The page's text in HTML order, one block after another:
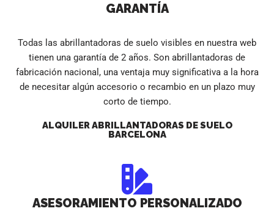
GARANTÍA
Todas las abrillantadoras de suelo visibles en nuestra web
tienen una garantía de 2 años. Son abrillantadoras de
fabricación nacional, una ventaja muy significativa a la hora
de necesitar algún accesorio o recambio en un plazo muy
corto de tiempo.
ALQUILER ABRILLANTADORAS DE SUELO
BARCELONA
ASESORAMIENTO PERSONALIZADO